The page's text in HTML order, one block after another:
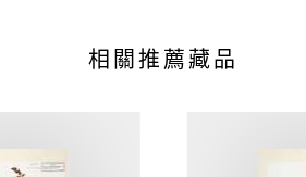
相關推薦藏品